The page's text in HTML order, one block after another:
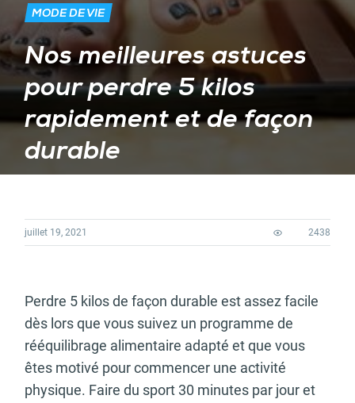
MODE DE VIE
Nos meilleures astuces
pour perdre 5 kilos
rapidement et de façon
durable
juillet 19, 2021 2438
Perdre 5 kilos de façon durable est assez facile
dès lors que vous suivez un programme de
rééquilibrage alimentaire adapté et que vous
êtes motivé pour commencer une activité
physique. Faire du sport 30 minutes par jour et